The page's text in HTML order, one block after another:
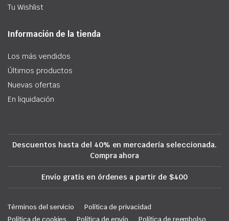
Tu Wishlist
Información de la tienda
Los más vendidos
Últimos productos
Nuevas ofertas
En liquidación
Descuentos hasta del 40% en mercadería seleccionada.
Compra ahora
Envío gratis en órdenes a partir de $400
Términos del servicio
Política de privacidad